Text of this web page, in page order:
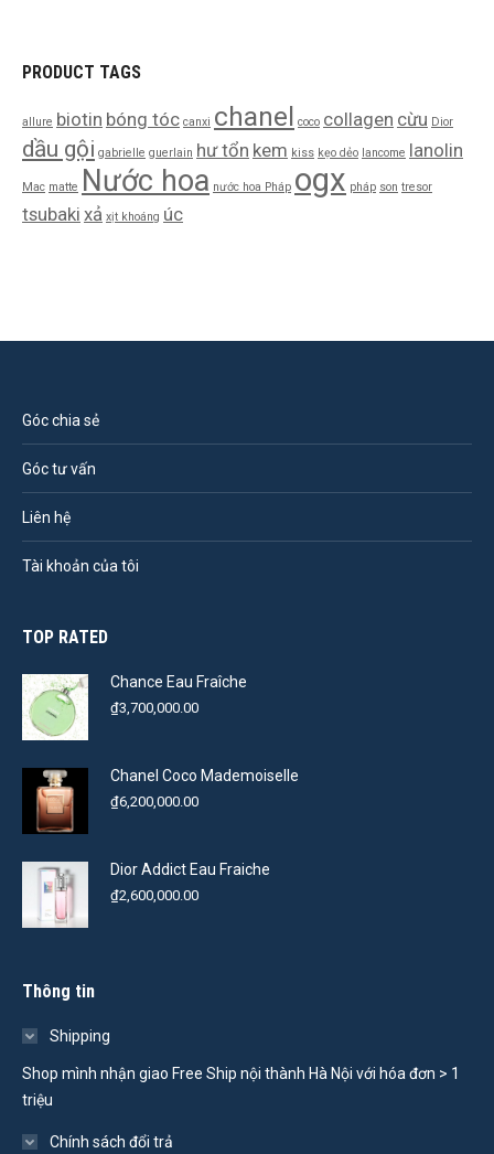
PRODUCT TAGS
allure biotin bóng tóc canxi chanel coco collagen cừu Dior
dầu gội gabrielle guerlain hư tổn kem kiss kẹo dẻo lancome lanolin
Mac matte Nước hoa nước hoa Pháp ogx pháp son tresor
tsubaki xả xịt khoáng úc
Góc chia sẻ
Góc tư vấn
Liên hệ
Tài khoản của tôi
TOP RATED
Chance Eau Fraîche
₫3,700,000.00
Chanel Coco Mademoiselle
₫6,200,000.00
Dior Addict Eau Fraiche
₫2,600,000.00
Thông tin
Shipping
Shop mình nhận giao Free Ship nội thành Hà Nội với hóa đơn > 1
triệu
Chính sách đổi trả